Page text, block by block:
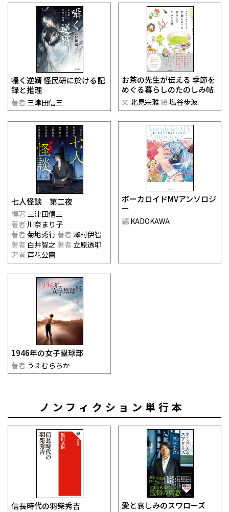
囁く逆婿 怪民研に於ける記
録と推理
著者 三津田信三
お茶の先生が伝える 季節を
めぐる暮らしのたのしみ帖
文 北見宗雅 絵塩谷歩波
七人怪談 第二夜
編著 三津田信三
著者 川奈まり子
著者 菊地秀行著者 澤村伊智
著者 白井智之 著者 立原透耶
著者 芦花公園
ボーカロイドMVアンソロジ
ー
編 KADOKAWA
1946年の女子塁球部
著者 うえむらちか
ノンフィクション単行本
信長時代の羽柴秀吉 愛と哀しみのスワローズ